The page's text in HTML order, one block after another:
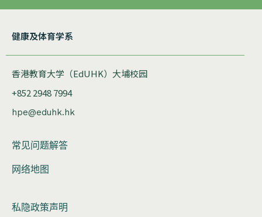
健康及体育学系
香港教育大学（EdUHK）大埔校园
+852 2948 7994
hpe@eduhk.hk
常见问题解答
网络地图
私隐政策声明